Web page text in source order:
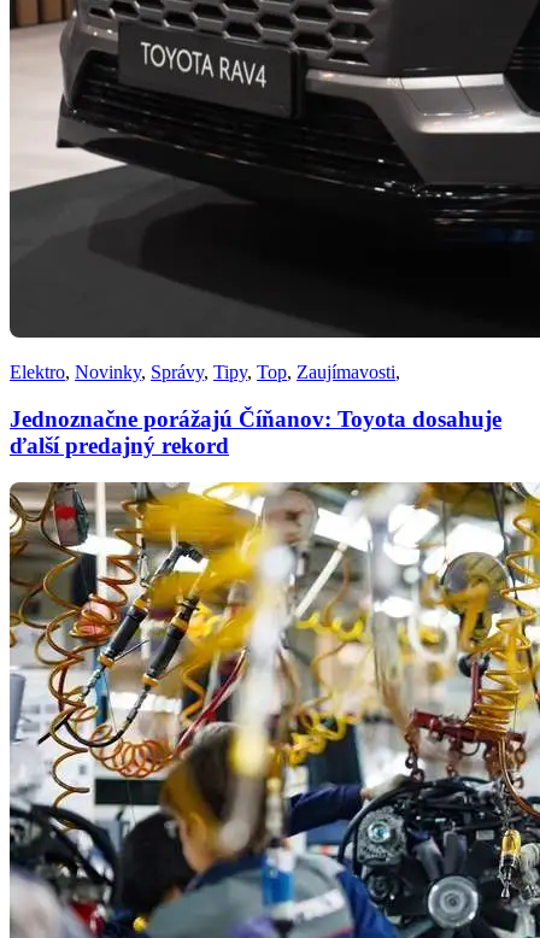
Elektro, Novinky, Správy, Tipy, Top, Zaujímavosti,
Jednoznačne porážajú Číňanov: Toyota dosahuje
ďalší predajný rekord